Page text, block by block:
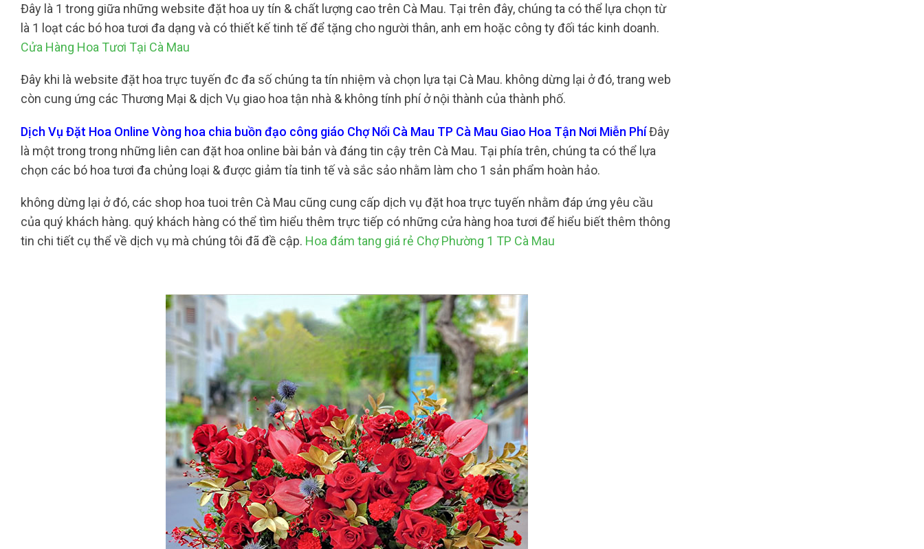
Đây là 1 trong giữa những website đặt hoa uy tín & chất lượng cao trên Cà Mau. Tại trên đây, chúng ta có thể lựa chọn từ
là 1 loạt các bó hoa tươi đa dạng và có thiết kế tinh tế để tặng cho người thân, anh em hoặc công ty đối tác kinh doanh.
Cửa Hàng Hoa Tươi Tại Cà Mau
Đây khi là website đặt hoa trực tuyến đc đa số chúng ta tín nhiệm và chọn lựa tại Cà Mau. không dừng lại ở đó, trang web
còn cung ứng các Thương Mại & dịch Vụ giao hoa tận nhà & không tính phí ở nội thành của thành phố.
Dịch Vụ Đặt Hoa Online Vòng hoa chia buồn đạo công giáo Chợ Nổi Cà Mau TP Cà Mau Giao Hoa Tận Nơi Miễn PhíĐây
là một trong trong những liên can đặt hoa online bài bản và đáng tin cậy trên Cà Mau. Tại phía trên, chúng ta có thể lựa
chọn các bó hoa tươi đa chủng loại & được giảm tỉa tinh tế và sắc sảo nhằm làm cho 1 sản phẩm hoàn hảo.
không dừng lại ở đó, các shop hoa tuoi trên Cà Mau cũng cung cấp dịch vụ đặt hoa trực tuyến nhằm đáp ứng yêu cầu
của quý khách hàng. quý khách hàng có thể tìm hiểu thêm trực tiếp có những cửa hàng hoa tươi để hiểu biết thêm thông
tin chi tiết cụ thể về dịch vụ mà chúng tôi đã đề cập. Hoa đám tang giá rẻ Chợ Phường 1 TP Cà Mau